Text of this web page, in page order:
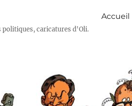
caricatures d'Oli.
Accueil